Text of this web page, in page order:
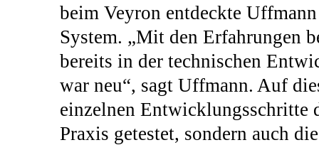
beim Veyron entdeckte
System. „Mit den Erfahrungen
bereits in der technischen
war neu“, sagt Uffmann. Auf
einzelnen Entwicklungsschritte
Praxis getestet, sondern auch